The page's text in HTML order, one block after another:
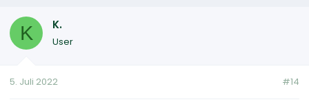
K K.
User
5. Juli 2022 #14